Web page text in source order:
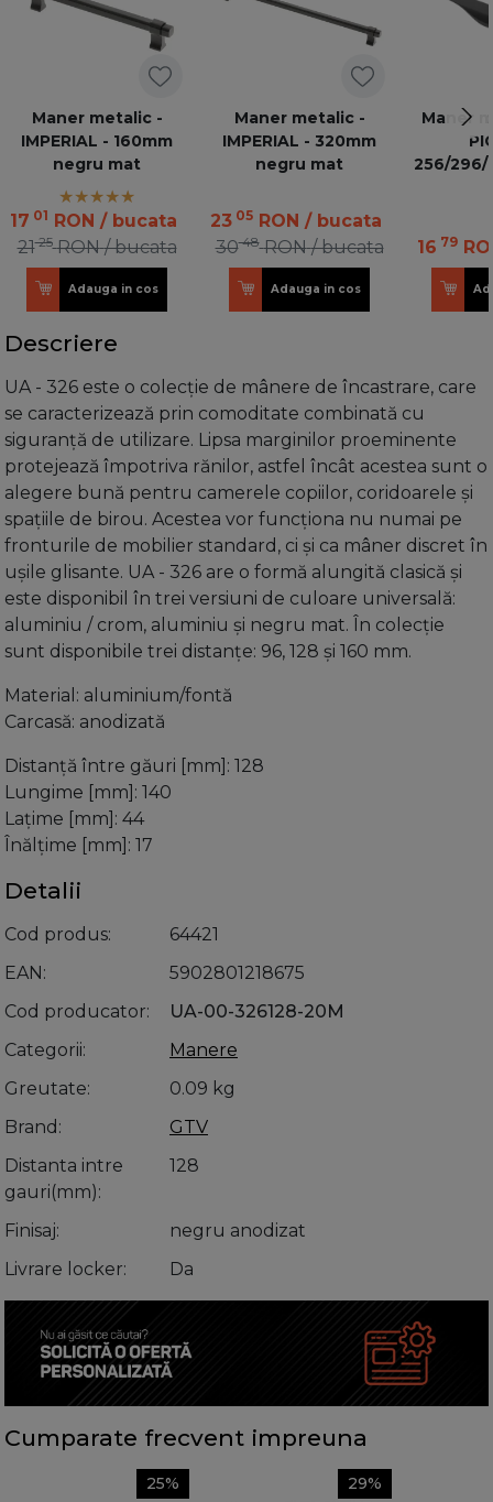
Maner metalic -
IMPERIAL - 160mm
negru mat
17 01 RON / bucata
2125 RON / bucata
Adauga in cos
Maner metalic -
IMPERIAL - 320mm
negru mat
23 05 RON / bucata
3048 RON / bucata
Adauga in cos
Maner
256/296/
16 79
Descriere
UA - 326 este o colecție de mânere de încastrare, care
se caracterizează prin comoditate combinată cu
siguranță de utilizare. Lipsa marginilor proeminente
protejează împotriva rănilor, astfel încât acestea sunt o
alegere bună pentru camerele copiilor, coridoarele și
spațiile de birou. Acestea vor funcționa nu numai pe
fronturile de mobilier standard, ci și ca mâner discret în
ușile glisante. UA - 326 are o formă alungită clasică și
este disponibil în trei versiuni de culoare universală:
aluminiu / crom, aluminiu și negru mat. În colecție
sunt disponibile trei distanțe: 96, 128 și 160 mm.
Material: aluminium/fontă
Carcasă: anodizată
Distanță între găuri [mm]: 128
Lungime [mm]: 140
Lațime [mm]: 44
Înălțime [mm]: 17
Detalii
Cod produs
64421
EAN
5902801218675
Cod producator
UA-00-326128-20M
Categorii
Manere
Greutate
0.09 kg
Brand
GTV
Distanta intre
gauri(mm)
128
Finisaj
negru anodizat
Livrare locker
Da
Cumparate frecvent impreuna
25% 29%